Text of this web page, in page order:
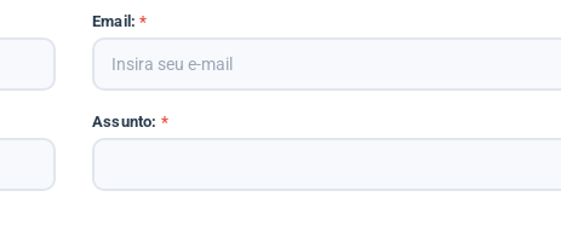
Email:*
Assunto: *